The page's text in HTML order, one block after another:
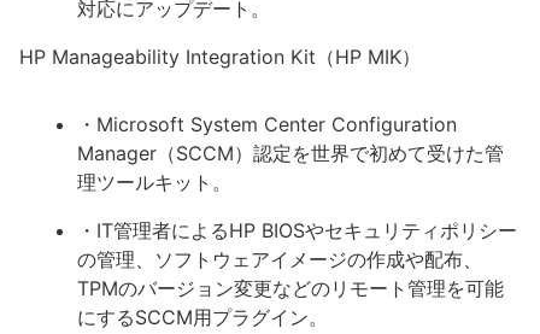
対応にアップデート。
HP Manageability Integration Kit（HP MIK）
・Microsoft System Center Configuration
Manager（SCCM）認定を世界で初めて受けた管
理ツールキット。
・IT管理者によるHP BIOSやセキュリティポリシー
の管理、ソフトウェアイメージの作成や配布、
TPMのバージョン変更などのリモート管理を可能
にするSCCM用プラグイン。